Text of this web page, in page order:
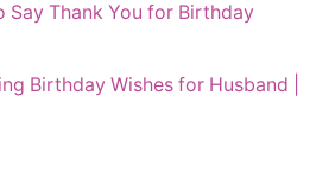
Say Thank You for Birthday
Birthday Wishes for Husband |